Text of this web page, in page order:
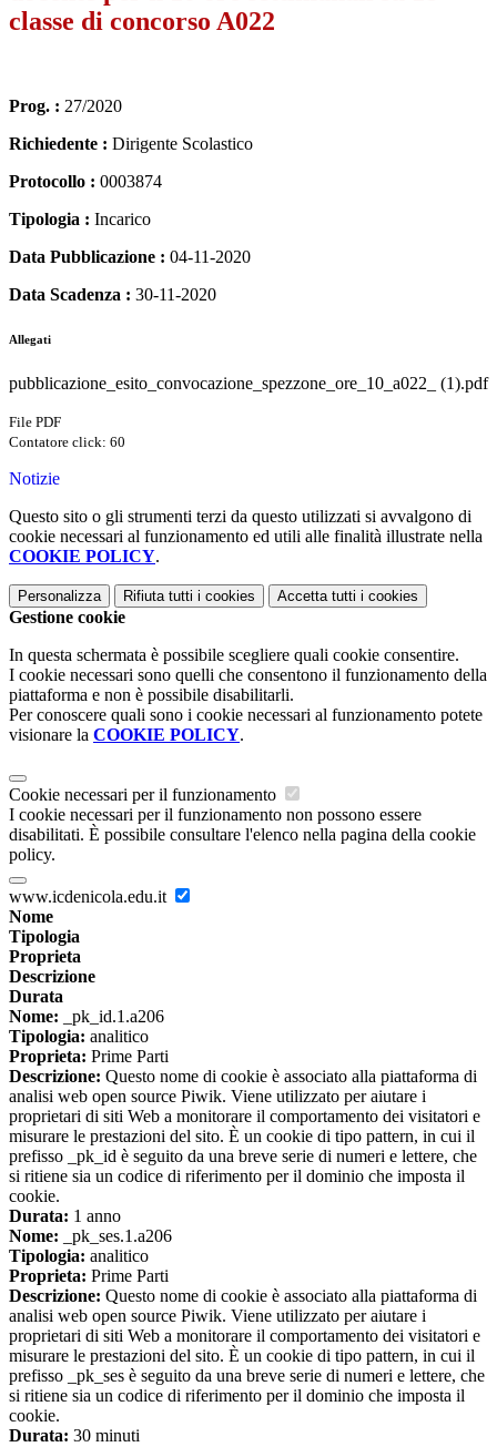
classe di concorso A022
Prog. : 27/2020
Richiedente : Dirigente Scolastico
Protocollo : 0003874
Tipologia : Incarico
Data Pubblicazione : 04-11-2020
Data Scadenza : 30-11-2020
Allegati
pubblicazione_esito_convocazione_spezzone_ore_10_a022_ (1).pdf
File PDF
Contatore click: 60
Notizie
Questo sito o gli strumenti terzi da questo utilizzati si avvalgono di
cookie necessari al funzionamento ed utili alle finalità illustrate nella
COOKIE POLICY.
Personalizza Rifiuta tutti i cookies Accetta tutti i cookies
Gestione cookie
In questa schermata è possibile scegliere quali cookie consentire.
I cookie necessari sono quelli che consentono il funzionamento della
piattaforma e non è possibile disabilitarli.
Per conoscere quali sono i cookie necessari al funzionamento potete
visionare la COOKIE POLICY.
Cookie necessari per il funzionamento
I cookie necessari per il funzionamento non possono essere
disabilitati. È possibile consultare l'elenco nella pagina della cookie
policy.
www.icdenicola.edu.it
Nome
Tipologia
Proprieta
Descrizione
Durata
Nome: _pk_id.1.a206
Tipologia: analitico
Proprieta: Prime Parti
Descrizione: Questo nome di cookie è associato alla piattaforma di
analisi web open source Piwik. Viene utilizzato per aiutare i
proprietari di siti Web a monitorare il comportamento dei visitatori e
misurare le prestazioni del sito. È un cookie di tipo pattern, in cui il
prefisso _pk_id è seguito da una breve serie di numeri e lettere, che
si ritiene sia un codice di riferimento per il dominio che imposta il
cookie.
Durata: 1 anno
Nome: _pk_ses.1.a206
Tipologia: analitico
Proprieta: Prime Parti
Descrizione: Questo nome di cookie è associato alla piattaforma di
analisi web open source Piwik. Viene utilizzato per aiutare i
proprietari di siti Web a monitorare il comportamento dei visitatori e
misurare le prestazioni del sito. È un cookie di tipo pattern, in cui il
prefisso _pk_ses è seguito da una breve serie di numeri e lettere, che
si ritiene sia un codice di riferimento per il dominio che imposta il
cookie.
Durata: 30 minuti